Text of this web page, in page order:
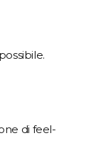
di feel-